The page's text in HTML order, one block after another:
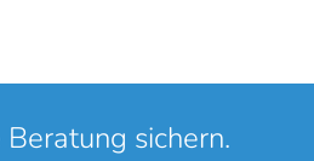
Beratung sichern.